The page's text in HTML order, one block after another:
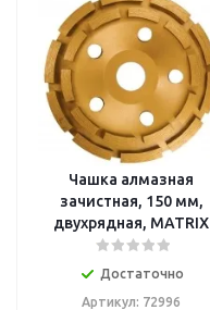
Чашка алмазная
зачистная, 150 мм,
двухрядная, MATRIX
Достаточно
Артикул: 72996